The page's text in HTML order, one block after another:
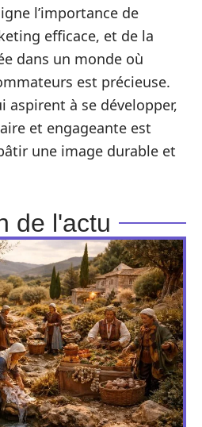
l’importance de
efficace, et de la
dans un monde où
est précieuse.
aspirent à se développer,
et engageante est
une image durable et
de l'actu